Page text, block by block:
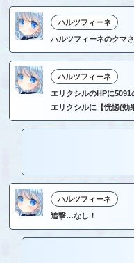
ハルツフィーネ
ハルツフィーネのクマ
ハルツフィーネ
エリクシルのHPに5091
エリクシルに【恍惚(効
ハルツフィーネ
追撃…なし！